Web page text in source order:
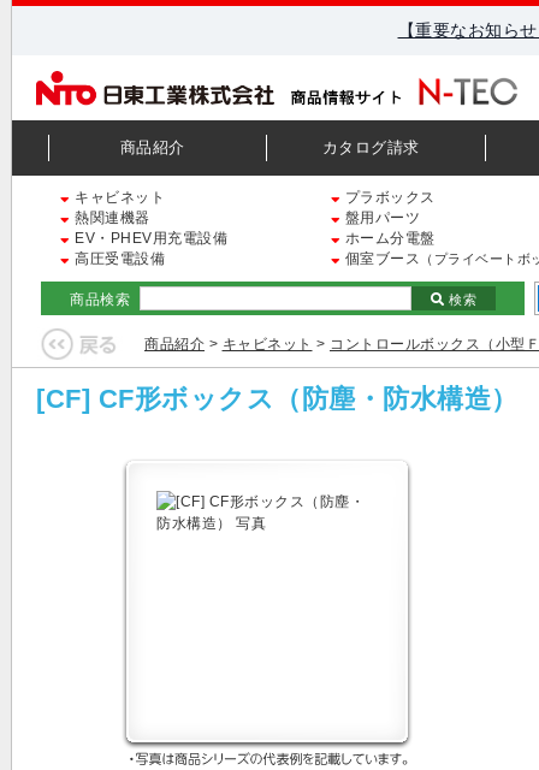
【重要なお知ら
商品紹介 カタログ請求
キャビネット
プラボックス
熱関連機器
盤用パーツ
EV・PHEV用充電設備
ホーム分電盤
高圧受電設備
個室ブース （プライベートボ
商品検索 検索
商品紹介 > キャビネット > コントロールボックス（小型
[CF] CF形ボックス（防塵・防水構造）